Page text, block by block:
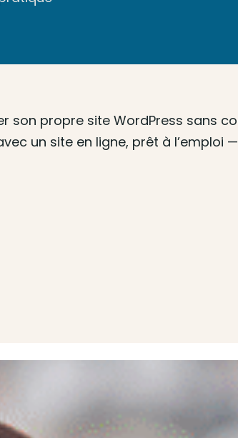
propre site WordPress sans
un site en ligne, prêt à l’emploi